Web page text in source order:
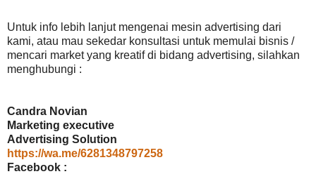
Untuk info lebih lanjut mengenai mesin advertising dari
kami, atau mau sekedar konsultasi untuk memulai bisnis /
mencari market yang kreatif di bidang advertising, silahkan
menghubungi :
Candra Novian
Marketing executive
Advertising Solution
https://wa.me/6281348797258
Facebook :